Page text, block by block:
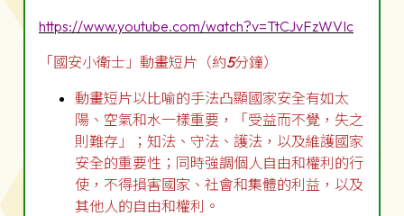
https://www.youtube.com/watch?v=TtCJvFzWVIc
「國安小衛士」動畫短片（約5分鐘）
動畫短片以比喻的手法凸顯國家安全有如太
陽、空氣和水一樣重要，「受益而不覺，失之
則難存」；知法、守法、護法，以及維護國家
安全的重要性；同時強調個人自由和權利的行
使，不得損害國家、社會和集體的利益，以及
其他人的自由和權利。